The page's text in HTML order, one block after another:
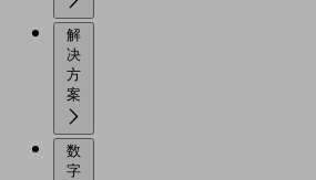
解
决
方
数
字